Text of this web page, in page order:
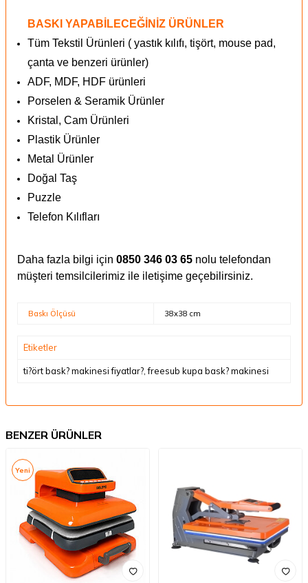
BASKI YAPABİLECEĞİNİZ ÜRÜNLER
Tüm Tekstil Ürünleri ( yastık kılıfı, tişört, mouse pad,
çanta ve benzeri ürünler)
ADF, MDF, HDF ürünleri
Porselen & Seramik Ürünler
Kristal, Cam Ürünleri
Plastik Ürünler
Metal Ürünler
Doğal Taş
Puzzle
Telefon Kılıfları
Daha fazla bilgi için 0850 346 03 65 nolu telefondan
müşteri temsilcilerimiz ile iletişime geçebilirsiniz.
Baskı Ölçüsü 38x38 cm
Etiketler
ti?ört bask? makinesi fiyatlar? ,freesub kupa bask? makinesi
BENZER ÜRÜNLER
Yeni